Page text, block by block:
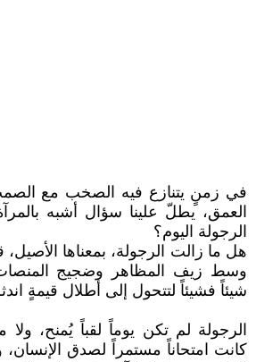
في زمنٍ يتنازع فيه الصخب مع
العمق، يطلّ علينا سؤال أشبه
الرجولة اليوم؟
هل ما زالت الرجولة، بمعناها
وسط زيف المظاهر وضجيج
شيئاً فشيئاً لتتحول إلى أطلال قيمةٍ
الرجولة لم تكن يوماً لقباً يُمنح،
كانت امتحاناً مستمراً لصدق